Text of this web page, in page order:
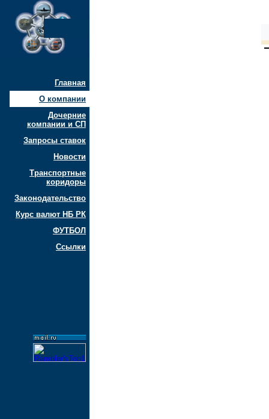
Главная
О компании
Дочерние
компании и СП
Запросы ставок
Новости
Транспортные
коридоры
Законодательство
Курс валют НБ РК
ФУТБОЛ
Ссылки